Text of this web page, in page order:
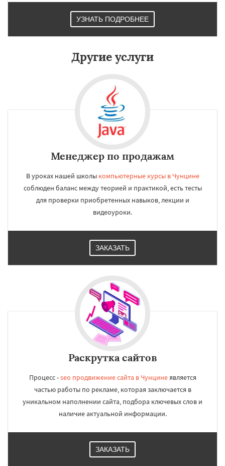
Калькутта Анкара Гиза Чжэнчжоу
Тайбэй Кейптаун
Пусан Сямэнь
УЗНАТЬ ПОДРОБНЕЕ
Другие услуги
Менеджер по продажам
В уроках нашей школы компьютерные курсы в Чунцине
соблюден баланс между теорией и практикой, есть тесты
для проверки приобретенных навыков, лекции и
видеоуроки.
ЗАКАЗАТЬ
Раскрутка сайтов
Процесс -seo продвижение сайта в Чунцинеявляется
частью работы по рекламе, которая заключается в
уникальном наполнении сайта, подбора ключевых слов и
наличие актуальной информации.
ЗАКАЗАТЬ